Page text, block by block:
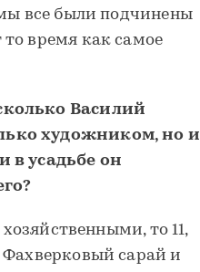
все были подчинены
время как самое
Василий
художником, но и
в усадьбе он
то 11,
сарай и